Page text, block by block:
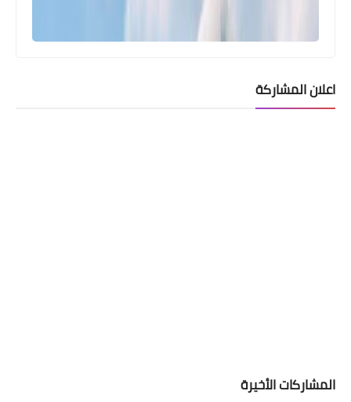
اعلان المشاركة
المشاركات الأخيرة